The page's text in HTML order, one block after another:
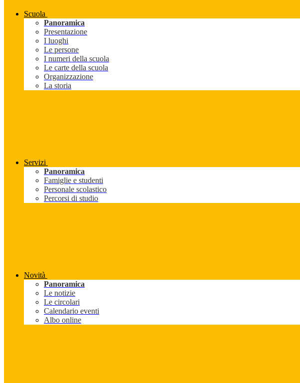
Scuola
Panoramica
Presentazione
I luoghi
Le persone
I numeri della scuola
Le carte della scuola
Organizzazione
La storia
Servizi
Panoramica
Famiglie e studenti
Personale scolastico
Percorsi di studio
Novità
Panoramica
Le notizie
Le circolari
Calendario eventi
Albo online